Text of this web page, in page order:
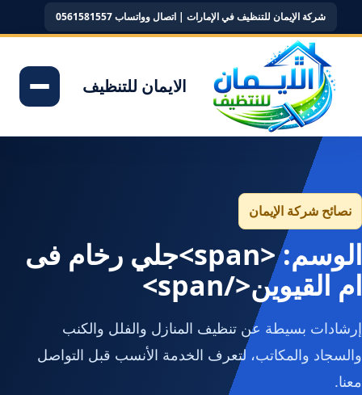
شركة الإيمان للتنظيف في الإمارات | اتصال وواتساب 0561581557
الايمان للتنظيف
نصائح شركة الإيمان
الوسم: <span>جلي رخام فى
ام القيوين</span>
إرشادات بسيطة عن تنظيف المنازل والفلل والكنب
والسجاد والمكاتب، لتعرف الخدمة الأنسب قبل التواصل
معنا.